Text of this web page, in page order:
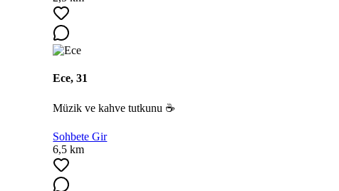
Ece, 31
Müzik ve kahve tutkunu ☕
Sohbete Gir
6,5 km